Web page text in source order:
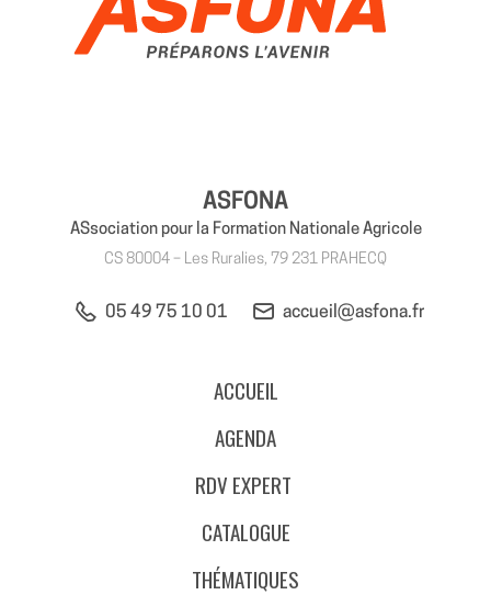
ASFONA
ASsociation pour la Formation Nationale Agricole
CS 80004 – Les Ruralies, 79 231 PRAHECQ
05 49 75 10 01 accueil@asfona.fr
ACCUEIL
AGENDA
RDV EXPERT
CATALOGUE
THÉMATIQUES